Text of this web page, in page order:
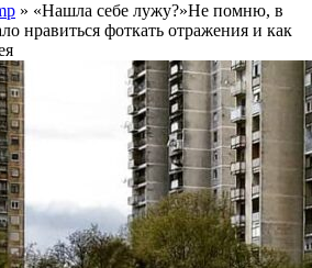
» «Нашла себе лужу?»Не помню, в
нравиться фоткать отражения и как